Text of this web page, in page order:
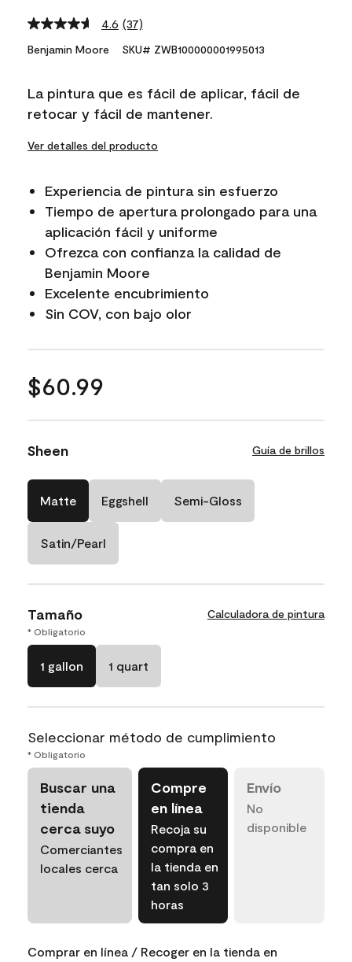
4.6 Read
37
Reviews.
link.
(37)
Benjamin Moore SKU# ZWB100000001995013
La pintura que es fácil de aplicar, fácil de
retocar y fácil de mantener.
Ver detalles del producto
Experiencia de pintura sin esfuerzo
Tiempo de apertura prolongado para una
aplicación fácil y uniforme
Ofrezca con confianza la calidad de
Benjamin Moore
Excelente encubrimiento
Sin COV, con bajo olor
$60.99
Sheen Guía de brillos
Matte Eggshell Semi-Gloss
Satin/Pearl
Tamaño Calculadora de pintura
* Obligatorio
1 gallon 1 quart
Seleccionar método de cumplimiento
* Obligatorio
Buscar una
tienda
cerca suyo
Comerciantes
locales cerca
Compre
en línea
Recoja su
compra en
la tienda en
tan solo 3
horas
Envío
No
disponible
Comprar en línea / Recoger en la tienda en